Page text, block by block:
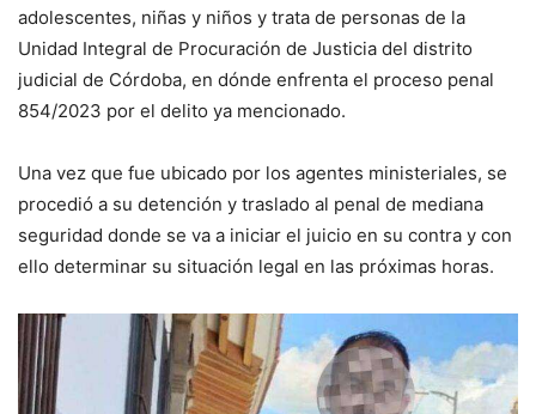
adolescentes, niñas y niños y trata de personas de la
Unidad Integral de Procuración de Justicia del distrito
judicial de Córdoba, en dónde enfrenta el proceso penal
854/2023 por el delito ya mencionado.
Una vez que fue ubicado por los agentes ministeriales, se
procedió a su detención y traslado al penal de mediana
seguridad donde se va a iniciar el juicio en su contra y con
ello determinar su situación legal en las próximas horas.